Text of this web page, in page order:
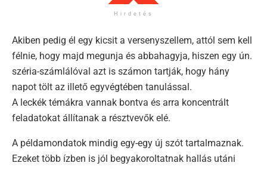
Hirdetés
Akiben pedig él egy kicsit a versenyszellem, attól sem kell
félnie, hogy majd megunja és abbahagyja, hiszen egy ún.
széria-számlálóval azt is számon tartják, hogy hány
napot tölt az illető egyvégtében tanulással.
A leckék témákra vannak bontva és arra koncentrált
feladatokat állítanak a résztvevők elé.
A példamondatok mindig egy-egy új szót tartalmaznak.
Ezeket több ízben is jól begyakoroltatnak hallás utáni